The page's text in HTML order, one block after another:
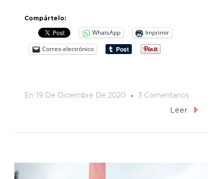
Compártelo:
WhatsApp
Imprimir
Correo electrónico
En 19 De Diciembre De 2020 3 ComentariosEn
Albura
Leer